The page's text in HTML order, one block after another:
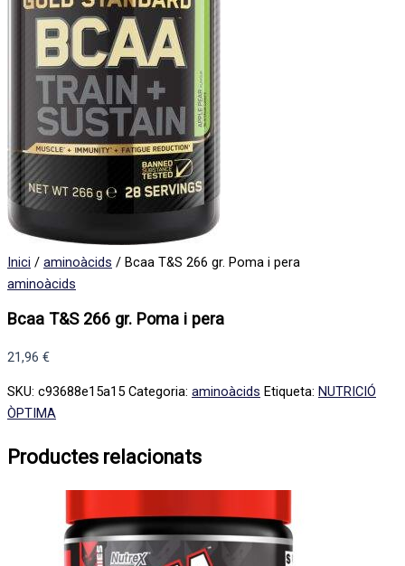
Inici / aminoàcids / Bcaa T&S 266 gr. Poma i pera
aminoàcids
Bcaa T&S 266 gr. Poma i pera
21,96 €
SKU: c93688e15a15 Categoria: aminoàcids Etiqueta: NUTRICIÓ
ÒPTIMA
Productes relacionats